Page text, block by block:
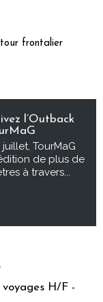
frontalier
l’Outback
TourMaG
de plus de
à travers...
voyages H/F -